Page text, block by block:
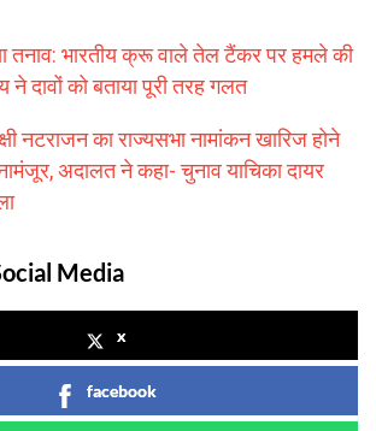
तनाव: भारतीय क्रू वाले तेल टैंकर पर हमले की
दावों को बताया पूरी तरह गलत
नटराजन का राज्यसभा नामांकन खारिज होने
अदालत ने कहा- चुनाव याचिका दायर
Media
x
facebook